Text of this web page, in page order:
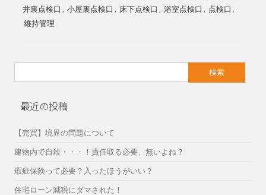
井裏点検口 , 小屋裏点検口 , 床下点検口 , 浴室点検口 , 点検口 ,
維持管理
索:
最近の投稿
【売買】境界の問題について
建物内で自殺・・・！責任取る必要、無いよね？
瑕疵保険って必要？入ったほうがいい？
住宅ローン減税にダマされた！